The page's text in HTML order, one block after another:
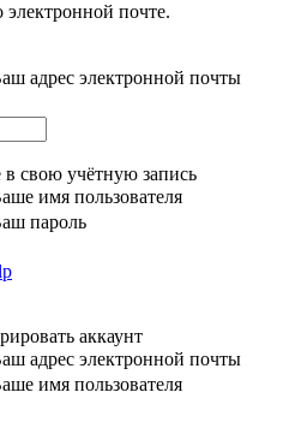
почте.
адрес электронной почты
свою учётную запись
имя пользователя
пароль
аккаунт
адрес электронной почты
имя пользователя